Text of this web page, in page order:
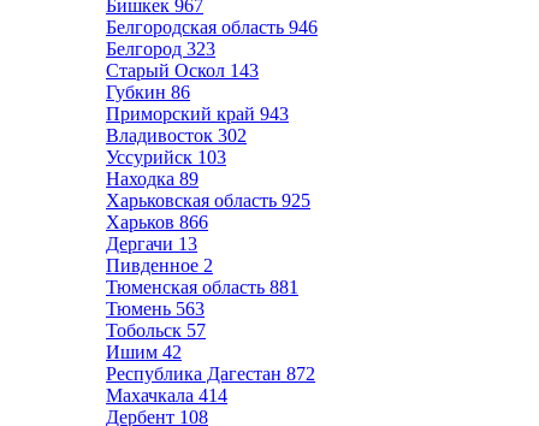
Бишкек 967
Белгородская область 946
Белгород 323
Старый Оскол 143
Губкин 86
Приморский край 943
Владивосток 302
Уссурийск 103
Находка 89
Харьковская область 925
Харьков 866
Дергачи 13
Пивденное 2
Тюменская область 881
Тюмень 563
Тобольск 57
Ишим 42
Республика Дагестан 872
Махачкала 414
Дербент 108